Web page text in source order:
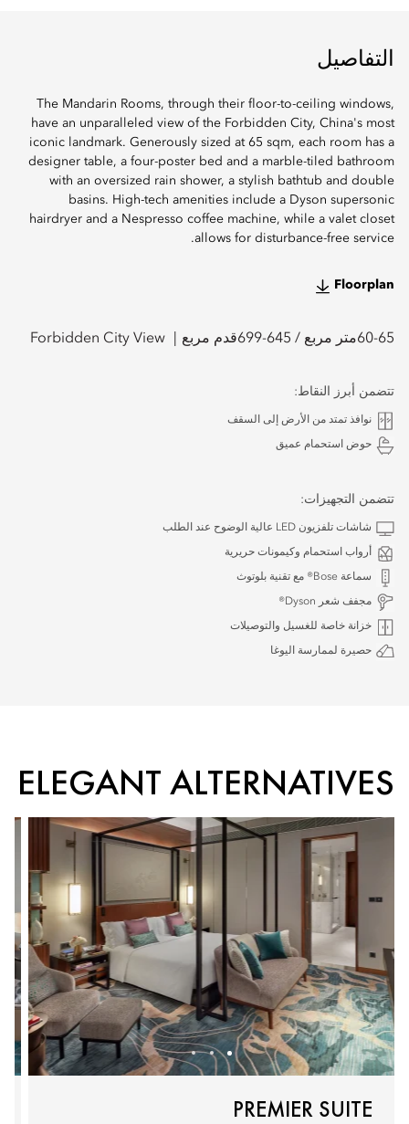
التفاصيل
The Mandarin Rooms, through their floor-to-ceiling windows,
have an unparalleled view of the Forbidden City, China's most
iconic landmark. Generously sized at 65 sqm, each room has a
designer table, a four-poster bed and a marble-tiled bathroom
with an oversized rain shower, a stylish bathtub and double
basins. High-tech amenities include a Dyson supersonic
hairdryer and a Nespresso coffee machine, while a valet closet
allows for disturbance-free service.
Floorplan
60-65متر مربع / 645-699 قدم مربع Forbidden City View
تتضمن أبرز النقاط:
نوافذ تمتد من الأرض إلى السقف
حوض استحمام عميق
تتضمن التجهيزات:
شاشات تلفزيون LED عالية الوضوح عند الطلب
أرواب استحمام وكيمونات حريرية
سماعة Bose® مع تقنية بلوتوث
مجفف شعر Dyson®
خزانة خاصة للغسيل والتوصيلات
حصيرة لممارسة اليوغا
ELEGANT ALTERNATIVES
PREMIER SUITE